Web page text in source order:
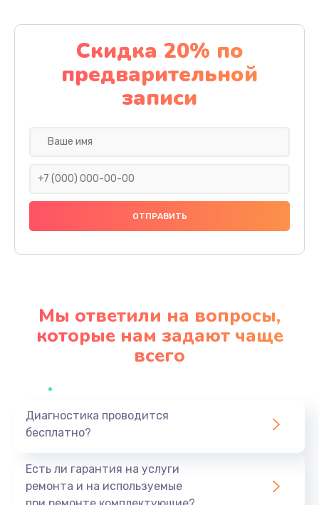
Настройка BIOS
1160 руб.
Заказать
Ремонт разъема питания
1090 руб.
Заказать
Ремонт цепей питания
Замена жесткого диска
Заказать
Скидка 20% по
предварительной
записи
Мы ответили на вопросы,
которые нам задают чаще
всего
Диагностика проводится
бесплатно?
Есть ли гарантия на услуги
ремонта и на используемые